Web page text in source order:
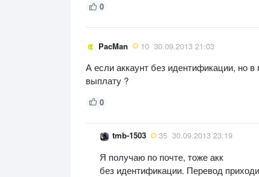
0
PacMan 10 30.09.2013 21:03
А если аккаунт без идентификации, но
выплату ?
0
tmb-1503 35 30.09.2013 23:19
Я получаю по почте, тоже акк
без идентификации. Перевод